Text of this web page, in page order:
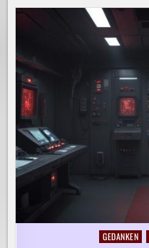
Posted
GEDANKEN